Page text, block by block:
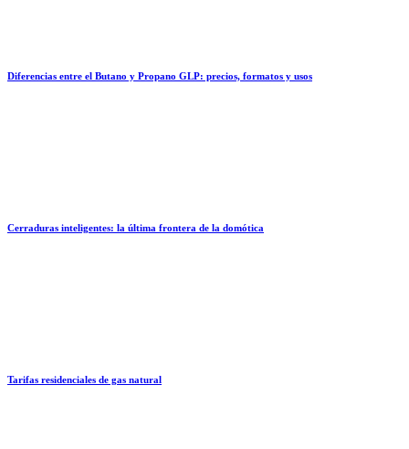
Diferencias entre el Butano y Propano GLP: precios, formatos y usos
Cerraduras inteligentes: la última frontera de la domótica
Tarifas residenciales de gas natural